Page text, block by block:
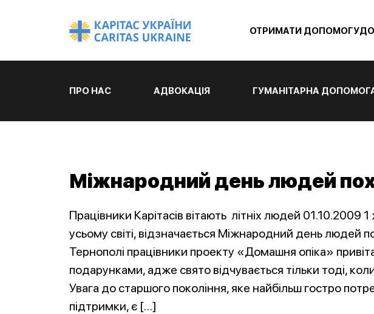
ОТРИМАТИ ДОПОМОГУ
ПРО НАС АДВОКАЦІЯ ГУМАНІТАРНА
Міжнародний день людей
Працівники Карітасів вітають літніх людей 01.10.2009 1
усьому світі, відзначається Міжнародний день людей
Тернополі працівники проекту «Домашня опіка»
подарунками, адже свято відчувається тільки тоді,
Увага до старшого покоління, яке найбільш гостро
підтримки, є […]